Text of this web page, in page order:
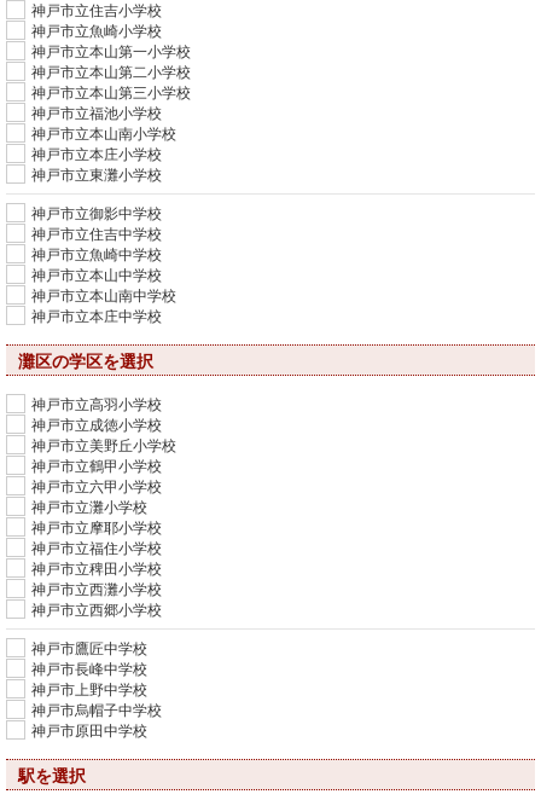
神戸市立住吉小学校
神戸市立魚崎小学校
神戸市立本山第一小学校
神戸市立本山第二小学校
神戸市立本山第三小学校
神戸市立福池小学校
神戸市立本山南小学校
神戸市立本庄小学校
神戸市立東灘小学校
神戸市立御影中学校
神戸市立住吉中学校
神戸市立魚崎中学校
神戸市立本山中学校
神戸市立本山南中学校
神戸市立本庄中学校
灘区の学区を選択
神戸市立高羽小学校
神戸市立成徳小学校
神戸市立美野丘小学校
神戸市立鶴甲小学校
神戸市立六甲小学校
神戸市立灘小学校
神戸市立摩耶小学校
神戸市立福住小学校
神戸市立稗田小学校
神戸市立西灘小学校
神戸市立西郷小学校
神戸市鷹匠中学校
神戸市長峰中学校
神戸市上野中学校
神戸市烏帽子中学校
神戸市原田中学校
駅を選択